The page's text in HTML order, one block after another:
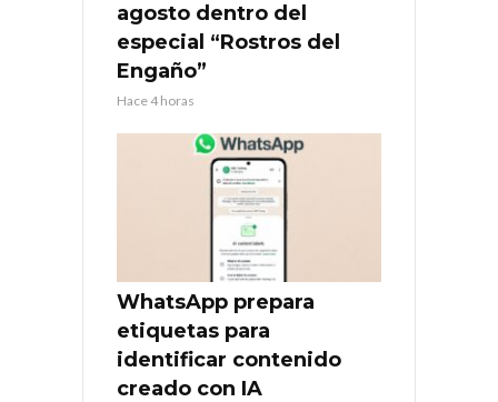
agosto dentro del
especial “Rostros del
Engaño”
Hace 4 horas
WhatsApp prepara
etiquetas para
identificar contenido
creado con IA